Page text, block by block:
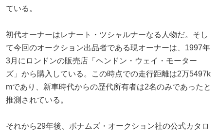
ている。
初代オーナーはレナート・ツシャルナーなる人物だ。そし
て今回のオークション出品者である現オーナーは、1997年
3月にロンドンの販売店「ヘンドン・ウェイ・モーター
ズ」から購入している。この時点での走行距離は2万5497k
mであり、新車時代からの歴代所有者は2名のみであったと
推測されている。
それから29年後、ボナムズ・オークション社の公式カタロ